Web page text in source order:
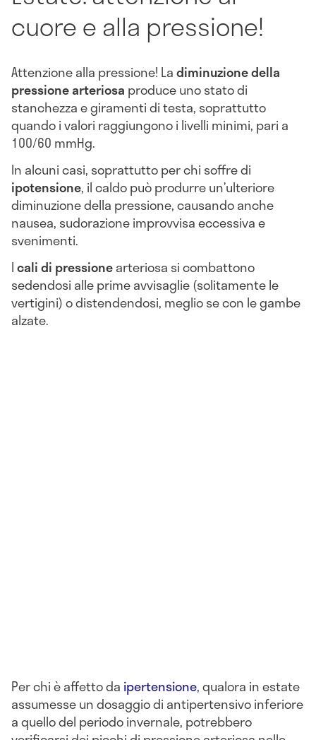
cuore e alla pressione!
Attenzione alla pressione! Ladiminuzione della
pressione arteriosa produce uno stato di
stanchezza e giramenti di testa, soprattutto
quando i valori raggiungono i livelli minimi, pari a
100/60 mmHg.
In alcuni casi, soprattutto per chi soffre di
ipotensione, il caldo può produrre un’ulteriore
diminuzione della pressione, causando anche
nausea, sudorazione improvvisa eccessiva e
svenimenti.
Icali di pressionearteriosa si combattono
sedendosi alle prime avvisaglie (solitamente le
vertigini) o distendendosi, meglio se con le gambe
alzate.
Per chi è affetto da ipertensione, qualora in estate
assumesse un dosaggio di antipertensivo inferiore
a quello del periodo invernale, potrebbero